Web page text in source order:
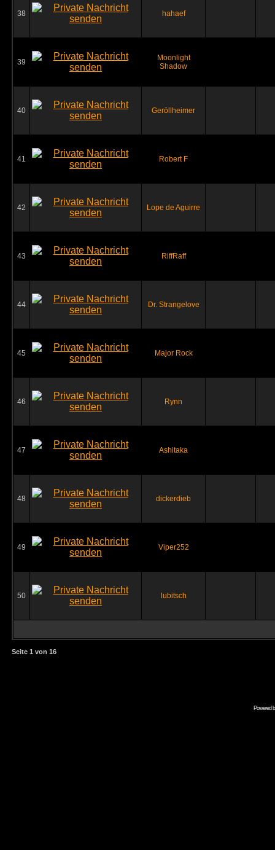
38 hahaef
39
Moonlight
Shadow
40 Geröllheimer
41 Robert F
42 Lope de Aguirre
43 RiffRaff
44 Dr. Strangelove
45 Major Rock
46 Rynn
47 Ashitaka
48 dickerdieb
49 Viper252
50 lubitsch
Seite 1 von 16
Powered